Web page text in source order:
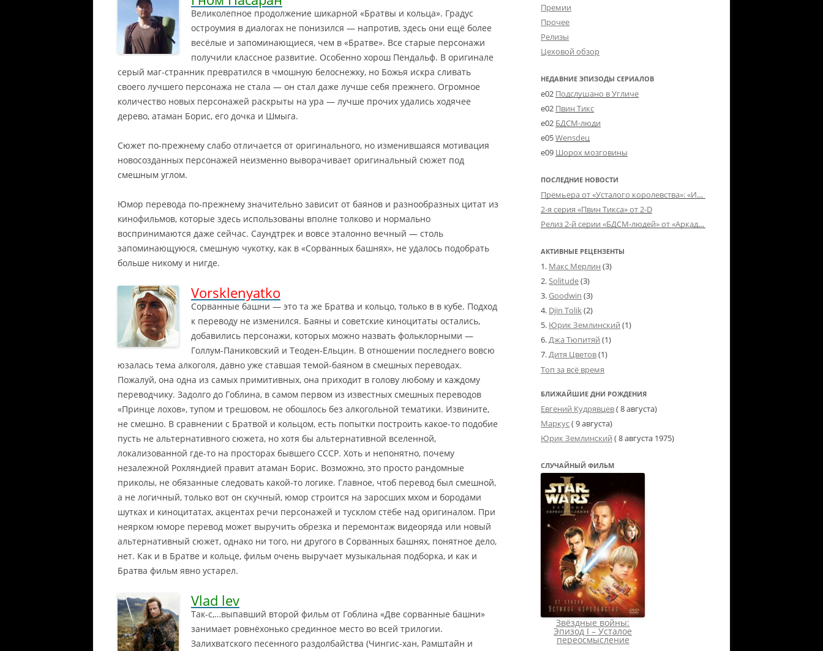
Великолепное продолжение шикарной «Братвы и кольца». Градус
остроумия в диалогах не понизился — напротив, здесь они ещё более
весёлые и запоминающиеся, чем в «Братве». Все старые персонажи
получили классное развитие. Особенно хорош Пендальф. В оригинале
серый маг-странник превратился в чмошную белоснежку, но Божья искра сливать
своего лучшего персонажа не стала — он стал даже лучше себя прежнего. Огромное
количество новых персонажей раскрыты на ура — лучше прочих удались ходячее
дерево, атаман Борис, его дочка и Шмыга.
Сюжет по-прежнему слабо отличается от оригинального, но изменившаяся мотивация
новосозданных персонажей неизменно выворачивает оригинальный сюжет под
смешным углом.
Юмор перевода по-прежнему значительно зависит от баянов и разнообразных цитат из
кинофильмов, которые здесь использованы вполне толково и нормально
воспринимаются даже сейчас. Саундтрек и вовсе эталонно вечный — столь
запоминающуюся, смешную чукотку, как в «Сорванных башнях», не удалось подобрать
больше никому и нигде.
Vorsklenyatko
Сорванные башни — это та же Братва и кольцо, только в в кубе. Подход
к переводу не изменился. Баяны и советские киноцитаты остались,
добавились персонажи, которых можно назвать фольклорными —
Голлум-Паниковский и Теоден-Ельцин. В отношении последнего вовсю
юзалась тема алкоголя, давно уже ставшая темой-баяном в смешных переводах.
Пожалуй, она одна из самых примитивных, она приходит в голову любому и каждому
переводчику. Задолго до Гоблина, в самом первом из известных смешных переводов
«Принце лохов», тупом и трешовом, не обошлось без алкогольной тематики. Извините,
не смешно. В сравнении с Братвой и кольцом, есть попытки построить какое-то подобие
пусть не альтернативного сюжета, но хотя бы альтернативной вселенной,
локализованной где-то на просторах бывшего СССР. Хоть и непонятно, почему
незалежной Рохляндией правит атаман Борис. Возможно, это просто рандомные
приколы, не обязанные следовать какой-то логике. Главное, чтоб перевод был смешной,
а не логичный, только вот он скучный, юмор строится на заросших мхом и бородами
шутках и киноцитатах, акцентах речи персонажей и тусклом стёбе над оригиналом. При
неярком юморе перевод может выручить обрезка и перемонтаж видеоряда или новый
альтернативный сюжет, однако ни того, ни другого в Сорванных башнях, понятное дело,
нет. Как и в Братве и кольце, фильм очень выручает музыкальная подборка, и как и
Братва фильм явно устарел.
Vlad lev
Так-с,…выпавший второй фильм от Гоблина «Две сорванные башни»
занимает ровнёхонько срединное место во всей трилогии.
Залихватского песенного раздолбайства (Чингис-хан, Рамштайн и
Премии
Прочее
Релизы
Цеховой обзор
НЕДАВНИЕ ЭПИЗОДЫ СЕРИАЛОВ
e02 Подслушано в Угличе
e02 Пвин Тикс
e02 БДСМ-люди
e05Wensdeц
e09 Шорох мозговины
ПОСЛЕДНИЕ НОВОСТИ
Премьера от «Усталого королевства»: «Игорь начал»
2-я серия «Пвин Тикса» от 2-D
Релиз 2-й серии «БДСМ-людей» от «Аркада Фильм»
АКТИВНЫЕ РЕЦЕНЗЕНТЫ
Макс Мерлин (3)
Solitude(3)
Goodwin (3)
Djin Tolik(2)
Юрик Землинский (1)
Джа Тюпитяй (1)
Дитя Цветов(1)
Топ за всё время
БЛИЖАЙШИЕ ДНИ РОЖДЕНИЯ
Евгений Кудрявцев( 8 августа)
Маркус( 9 августа)
Юрик Землинский (8 августа 1975)
СЛУЧАЙНЫЙ ФИЛЬМ
Звёздные войны:
Эпизод I – Усталое
переосмысление